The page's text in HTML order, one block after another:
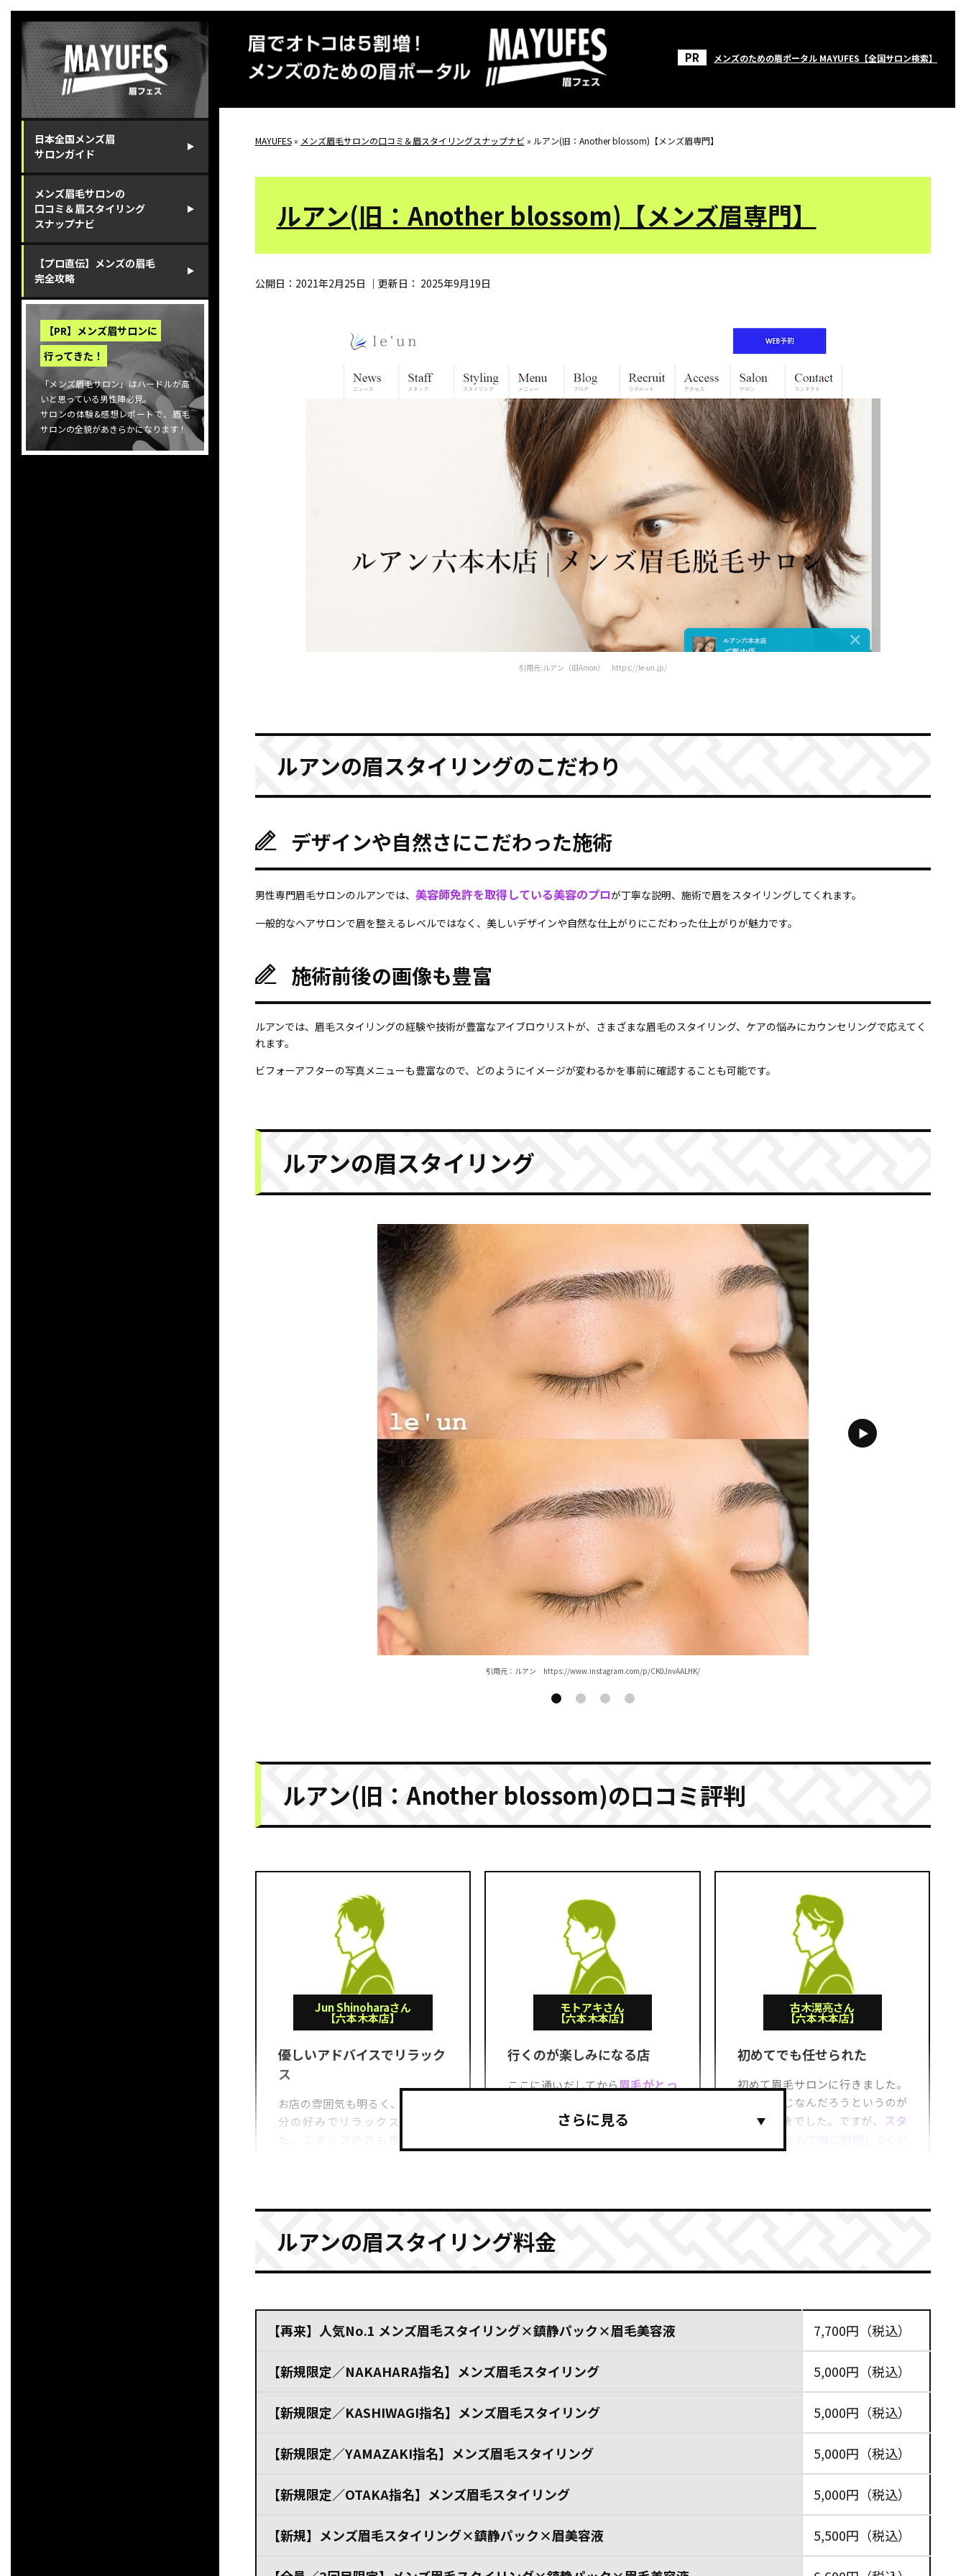
⽇本全国メンズ眉
サロンガイド
メンズ眉⽑サロンの
⼝コミ＆眉スタイリング
スナップナビ
【プロ直伝】メンズの眉⽑
完全攻略
【PR】メンズ眉サロンに
行ってきた！
「メンズ眉毛サロン」はハードルが高
いと思っている男性陣必見。
サロンの体験&感想レポートで、眉毛
サロンの全貌があきらかになります！
メンズのための眉ポータル MAYUFES【全国サロン検索】
MAYUFES» メンズ眉毛サロンの口コミ＆眉スタイリングスナップナビ» ルアン(旧：Another blossom)【メンズ眉専門】
ルアン(旧：Another blossom)【メンズ眉専門】
公開日： 2021年2月25日 ｜更新日： 2025年9月19日
引用元:ルアン（旧Amon） https://le-un.jp/
ルアンの眉スタイリングのこだわり
デザインや自然さにこだわった施術
男性専門眉毛サロンのルアンでは、 美容師免許を取得している美容のプロが丁寧な説明、施術で眉をスタイリングしてくれます。
一般的なヘアサロンで眉を整えるレベルではなく、美しいデザインや自然な仕上がりにこだわった仕上がりが魅力です。
施術前後の画像も豊富
ルアンでは、眉毛スタイリングの経験や技術が豊富なアイブロウリストが、さまざまな眉毛のスタイリング、ケアの悩みにカウンセリングで応えてく
れます。
ビフォーアフターの写真メニューも豊富なので、どのようにイメージが変わるかを事前に確認することも可能です。
ルアンの眉スタイリング
引⽤元：ルアン https://www.instagram.com/p/CK0JnvAALHK/
ルアン(旧：Another blossom)の口コミ評判
Jun Shinoharaさん
【六本木本店】
優しいアドバイスでリラック
ス
お店の雰囲気も明るく、BGMも自
分の好みでリラックスできまし
モトアキさん
【六本木本店】
行くのが楽しみになる店
ここに通いだしてから眉毛がとっ
気づかされました！とても居心地
古木滉亮さん
【六本木本店】
初めてでも任せられた
初めて眉毛サロンに行きました。
どんな感じなんだろうというのが
最初の印象でした。ですが、
スタ
大井翼さん
【六本木本店】
施術も説明も丁寧です
入り口から丁寧な接客で施術説明
なども丁寧です。眉毛の脱毛を受
くもなく、担当して下さった方は
Hiro Tさん
【六本木本店】
あっという間に時間が過ぎる
素敵なスタッフの方達が自分に合
った眉毛に整えてくれます！お話
ます。眉毛以外にも手足の先の脱
KEN KAWASHIMAさん
【六本木本店】
寝ている間に終了
WAXを使って脱毛してくれるので
すが、抜くときは声かけてくれる
店内が落ち着いててリラックスし
ソファに横になって
ルアンの眉スタイリング料金
【再来】人気No.1 メンズ眉毛スタイリング×鎮静パック×眉毛美容液 7,700円（税込）
【新規限定／NAKAHARA指名】メンズ眉毛スタイリング 5,000円（税込）
【新規限定／KASHIWAGI指名】メンズ眉毛スタイリング 5,000円（税込）
【新規限定／YAMAZAKI指名】メンズ眉毛スタイリング 5,000円（税込）
【新規限定／OTAKA指名】メンズ眉毛スタイリング 5,000円（税込）
【新規】メンズ眉毛スタイリング×鎮静パック×眉美容液 5,500円（税込）